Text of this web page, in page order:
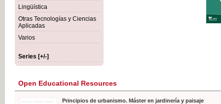
Lingüística
Otras Tecnologías y Ciencias
Aplicadas
Varios
Series [+/-]
Open Educational Resources
Principios de urbanismo. Máster en jardinería y paisaje